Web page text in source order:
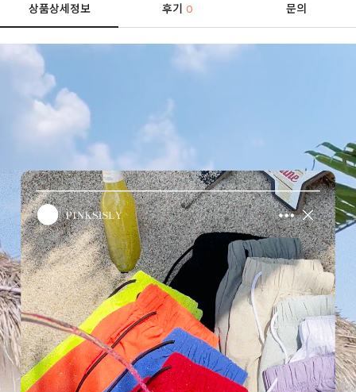
상품상세정보 후기0 문의